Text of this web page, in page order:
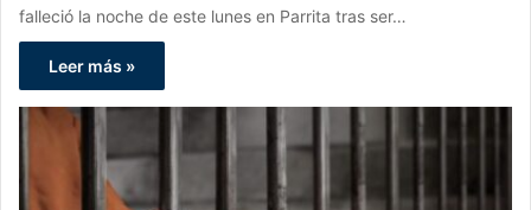
falleció la noche de este lunes en Parrita tras ser…
Leer más »